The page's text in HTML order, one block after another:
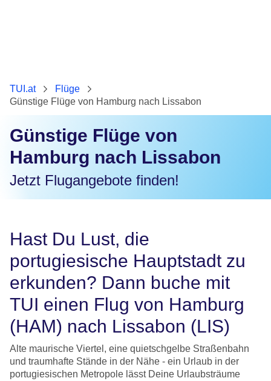
TUI.at
Flüge
Günstige Flüge von Hamburg nach Lissabon
Günstige Flüge von
Hamburg nach Lissabon
Jetzt Flugangebote finden!
Hast Du Lust, die
portugiesische Hauptstadt zu
erkunden? Dann buche mit
TUI einen Flug von Hamburg
(HAM) nach Lissabon (LIS)
Alte maurische Viertel, eine quietschgelbe Straßenbahn
und traumhafte Stände in der Nähe - ein Urlaub in der
portugiesischen Metropole lässt Deine Urlaubsträume